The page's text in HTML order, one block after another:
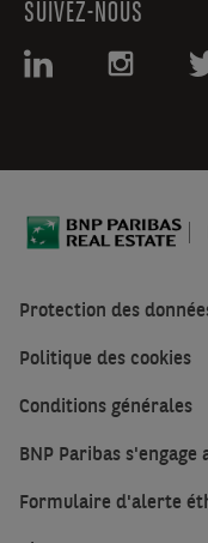
SUIVEZ-NOUS
Protection des
Politique des cookies
Conditions générales
BNP Paribas
Formulaire d'alerte